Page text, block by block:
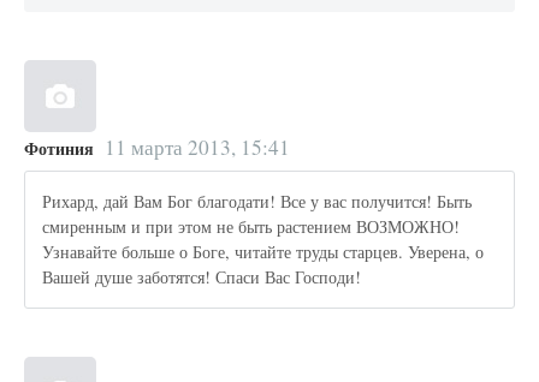
Фотиния 11 марта 2013, 15:41
Рихард, дай Вам Бог благодати! Все у вас получится! Быть
смиренным и при этом не быть растением ВОЗМОЖНО!
Узнавайте больше о Боге, читайте труды старцев. Уверена, о
Вашей душе заботятся! Спаси Вас Господи!